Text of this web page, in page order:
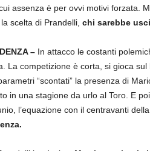
assenza è per ovvi motivi forzata.
scelta di Prandelli, chi sarebbe
– In attacco le costanti
La competizione è corta, si gioca
“scontati” la presenza di
in una stagione da urlo al Toro. E
l’equazione con il centravanti